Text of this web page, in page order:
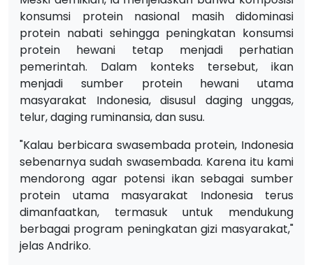
konsumsi protein nasional masih didominasi
protein nabati sehingga peningkatan konsumsi
protein hewani tetap menjadi perhatian
pemerintah. Dalam konteks tersebut, ikan
menjadi sumber protein hewani utama
masyarakat Indonesia, disusul daging unggas,
telur, daging ruminansia, dan susu.
"Kalau berbicara swasembada protein, Indonesia
sebenarnya sudah swasembada. Karena itu kami
mendorong agar potensi ikan sebagai sumber
protein utama masyarakat Indonesia terus
dimanfaatkan, termasuk untuk mendukung
berbagai program peningkatan gizi masyarakat,"
jelas Andriko.